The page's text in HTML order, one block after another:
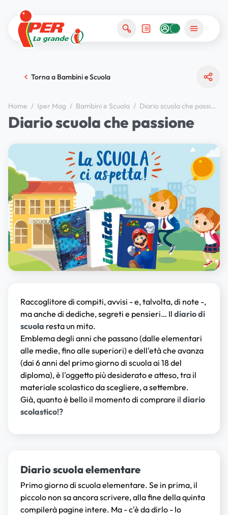
Torna a Bambini e Scuola
Home / Iper Mag / Bambini e Scuola / Diario scuola che passione
Diario scuola che passione
Raccoglitore di compiti, avvisi - e, talvolta, di note -,
ma anche di dediche, segreti e pensieri… Il diario di
scuola resta un mito.
Emblema degli anni che passano (dalle elementari
alle medie, fino alle superiori) e dell'età che avanza
(dai 6 anni del primo giorno di scuola ai 18 del
diploma), è l'oggetto più desiderato e atteso, tra il
materiale scolastico da scegliere, a settembre.
Già, quanto è bello il momento di comprare il diario
scolastico!?
Diario scuola elementare
Primo giorno di scuola elementare. Se in prima, il
piccolo non sa ancora scrivere, alla fine della quinta
compilerà pagine intere. Ma - c'è da dirlo - lo